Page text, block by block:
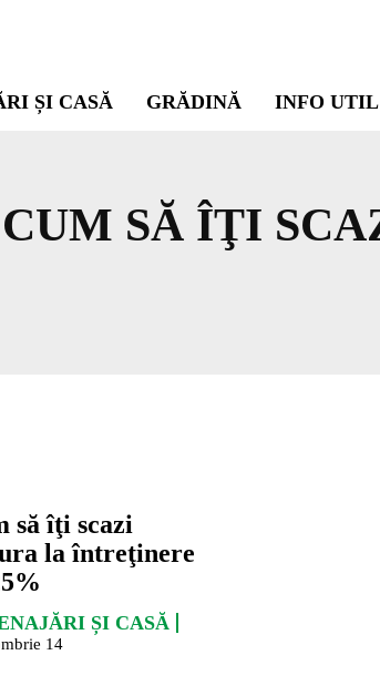
ȘI CASĂ GRĂDINĂ INFO UTIL
CUM SĂ ÎŢI
să îţi scazi
la întreţinere
ȘI CASĂ
14